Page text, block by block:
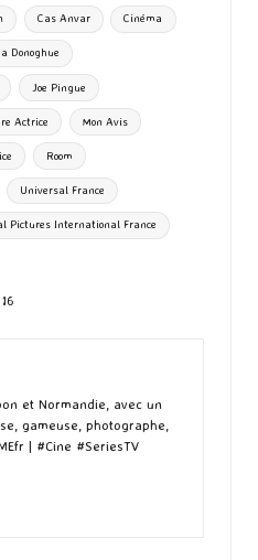
r
Cas Anvar Cinéma
Donoghue
Joe Pingue
Actrice Mon Avis
Room
Universal France
Pictures International France
et Normandie, avec un
gameuse, photographe,
| #Cine #SeriesTV